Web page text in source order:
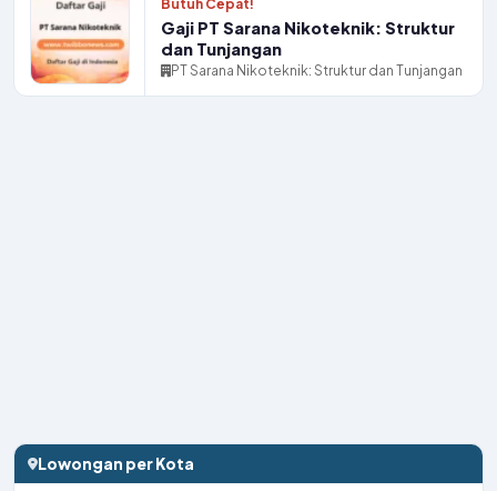
Butuh Cepat!
Gaji PT Sarana Nikoteknik: Struktur
dan Tunjangan
PT Sarana Nikoteknik: Struktur dan Tunjangan
Lowongan per Kota